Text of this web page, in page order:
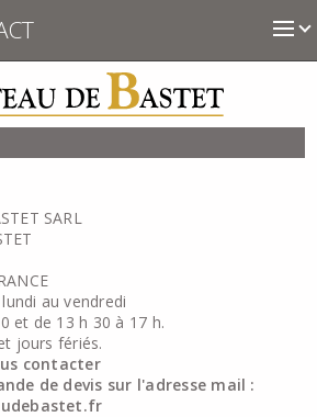
SARL
au vendredi
et de 13 h 30 à 17 h.
jours fériés.
contacter
de devis sur l'adresse mail :